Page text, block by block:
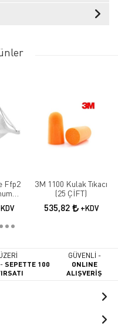
Ffp2
3M 1100 Kulak Tıkacı
(25 ÇİFT)
535,82 +KDV
SEPETTE 100
GÜVENLİ -
ONLINE
ALIŞVERİŞ